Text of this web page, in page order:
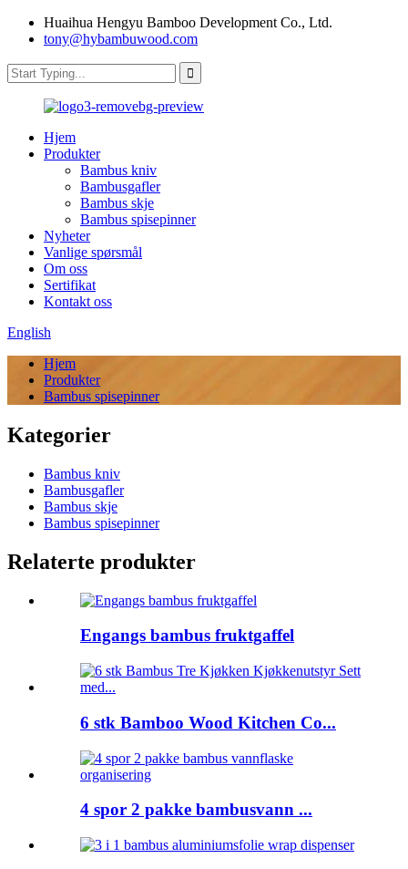
Huaihua Hengyu Bamboo Development Co., Ltd.
tony@hybambuwood.com
Hjem
Produkter
Bambus kniv
Bambusgafler
Bambus skje
Bambus spisepinner
Nyheter
Vanlige spørsmål
Om oss
Sertifikat
Kontakt oss
English
Hjem
Produkter
Bambus spisepinner
Kategorier
Bambus kniv
Bambusgafler
Bambus skje
Bambus spisepinner
Relaterte produkter
Engangs bambus fruktgaffel
6 stk Bamboo Wood Kitchen Co...
4 spor 2 pakke bambusvann ...